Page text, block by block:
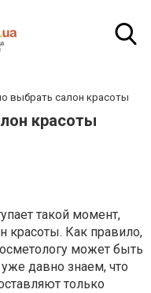
выбрать салон красоты
красоты
такой момент,
красоты. Как правило,
может быть
давно знаем, что
только